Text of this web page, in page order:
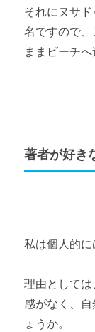
それにヌサ
名ですので
ままビーチ
著者が好き
私は個人的に
理由として
感がなく、
ょうか。